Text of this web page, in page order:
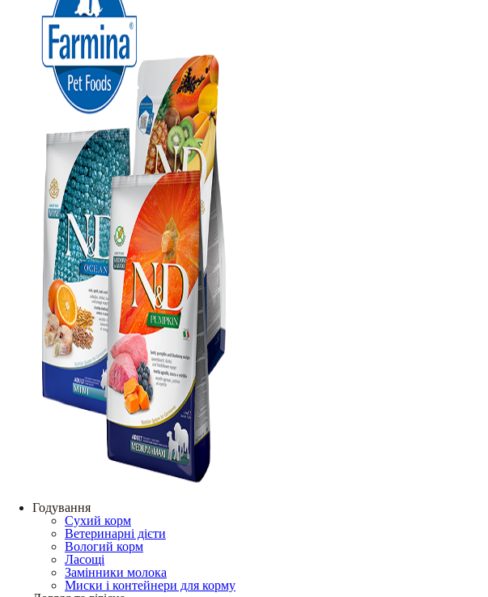
Годування
Сухий корм
Ветеринарні дієти
Вологий корм
Ласощі
Замінники молока
Миски і контейнери для корму